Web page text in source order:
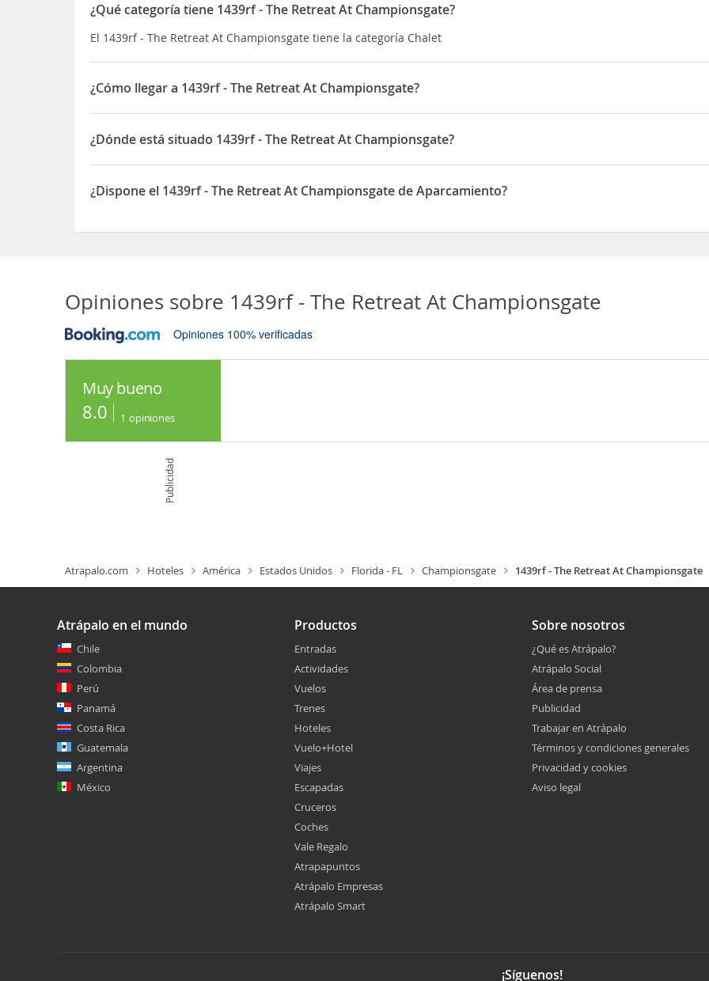
¿Qué categoría tiene 1439rf - The Retreat At Championsgate?
El 1439rf - The Retreat At Championsgate tiene la categoría Chalet
¿Cómo llegar a 1439rf - The Retreat At Championsgate?
Si decides alojarte en esta casa de vacaciones de Four Corners, apenas te separarán diez minutos en coche de
Reserve y Club de golf ChampionsGate Además, esta casa de vacaciones de 4 estrellas se encuentra a 18,6 km de
entretenimiento Old Town y a 21,4 km de Complejo ESPN Wide World of Sports
¿Dónde está situado 1439rf - The Retreat At Championsgate?
El 1439rf - The Retreat At Championsgate está situado en 1439 Rolling Fairway Drive
¿Dispone el 1439rf - The Retreat At Championsgate de Aparcamiento?
Opiniones sobre 1439rf - The Retreat At Championsgate
Opiniones 100% verificadas
Muy bueno
8.0 1 opiniones
Publicidad
Atrapalo.com Hoteles América Estados Unidos Florida - FL Championsgate 1439rf - The Retreat At Championsgate
Atrápalo en el mundo
Chile
Colombia
Perú
Panamá
Costa Rica
Guatemala
Argentina
México
Productos
Entradas
Actividades
Vuelos
Trenes
Hoteles
Vuelo+Hotel
Viajes
Escapadas
Cruceros
Coches
Vale Regalo
Atrapapuntos
Atrápalo Empresas
Atrápalo Smart
Sobre nosotros
¿Qué es Atrápalo?
Atrápalo Social
Área de prensa
Publicidad
Trabajar en Atrápalo
Términos y condiciones generales
Privacidad y cookies
Aviso legal
¡Síguenos!